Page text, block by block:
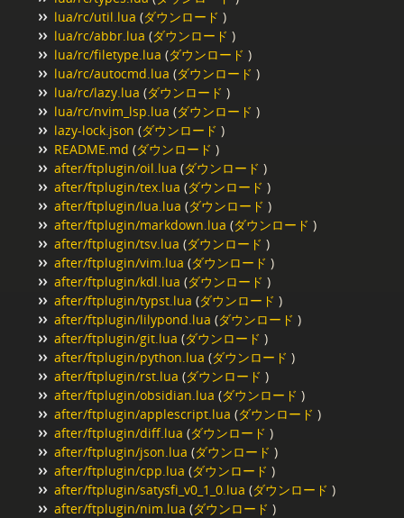
lua/rc/util.lua (ダウンロード )
lua/rc/abbr.lua (ダウンロード )
lua/rc/filetype.lua (ダウンロード )
lua/rc/autocmd.lua (ダウンロード )
lua/rc/lazy.lua (ダウンロード )
lua/rc/nvim_lsp.lua (ダウンロード )
lazy-lock.json (ダウンロード )
README.md (ダウンロード )
after/ftplugin/oil.lua (ダウンロード )
after/ftplugin/tex.lua (ダウンロード )
after/ftplugin/lua.lua (ダウンロード )
after/ftplugin/markdown.lua (ダウンロード )
after/ftplugin/tsv.lua (ダウンロード )
after/ftplugin/vim.lua (ダウンロード )
after/ftplugin/kdl.lua (ダウンロード )
after/ftplugin/typst.lua (ダウンロード )
after/ftplugin/lilypond.lua (ダウンロード )
after/ftplugin/git.lua (ダウンロード )
after/ftplugin/python.lua (ダウンロード )
after/ftplugin/rst.lua (ダウンロード )
after/ftplugin/obsidian.lua (ダウンロード )
after/ftplugin/applescript.lua (ダウンロード )
after/ftplugin/diff.lua (ダウンロード )
after/ftplugin/json.lua (ダウンロード )
after/ftplugin/cpp.lua (ダウンロード )
after/ftplugin/satysfi_v0_1_0.lua (ダウンロード )
after/ftplugin/nim.lua (ダウンロード )